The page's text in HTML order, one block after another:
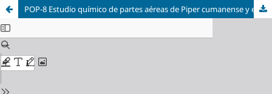
POP-8 Estudio químico de partes aéreas de Piper cumanense y evaluación de la inhibición de biofilm en Pseudomonas aeruginosa multiresistente.